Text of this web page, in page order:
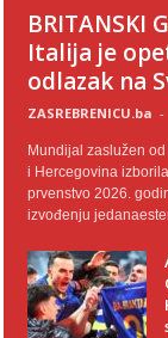
BRITANSKI
Italija je
odlazak na
ZASREBRENICU.ba -
Mundijal zaslužen
i Hercegovina
prvenstvo 2026.
izvođenju